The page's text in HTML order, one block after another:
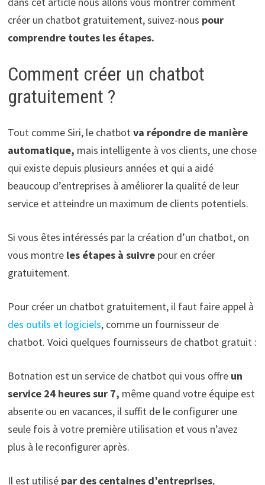
créer un chatbot gratuitement, suivez-nous pour
comprendre toutes les étapes.
Comment créer un chatbot
gratuitement ?
Tout comme Siri, le chatbot va répondre de manière
automatique, mais intelligente à vos clients, une chose
qui existe depuis plusieurs années et qui a aidé
beaucoup d’entreprises à améliorer la qualité de leur
service et atteindre un maximum de clients potentiels.
Si vous êtes intéressés par la création d’un chatbot, on
vous montreles étapes à suivrepour en créer
gratuitement.
Pour créer un chatbot gratuitement, il faut faire appel à
des outils et logiciels, comme un fournisseur de
chatbot. Voici quelques fournisseurs de chatbot gratuit :
Botnation est un service de chatbot qui vous offre un
service 24 heures sur 7, même quand votre équipe est
absente ou en vacances, il suffit de le configurer une
seule fois à votre première utilisation et vous n’avez
plus à le reconfigurer après.
Il est utilisépar des centaines d’entreprises,